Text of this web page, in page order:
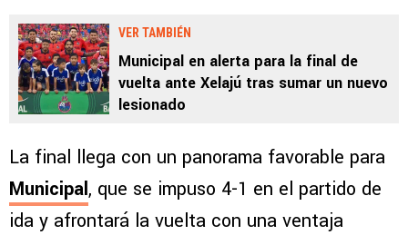
VER TAMBIÉN
Municipal en alerta para la final de
vuelta ante Xelajú tras sumar un nuevo
lesionado
La final llega con un panorama favorable para
Municipal, que se impuso 4-1 en el partido de
ida y afrontará la vuelta con una ventaja